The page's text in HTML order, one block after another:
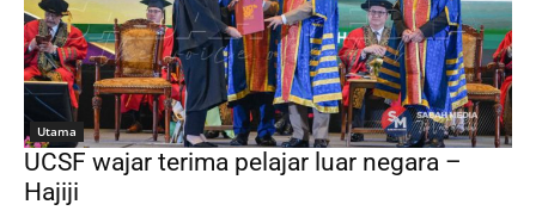
Utama
UCSF wajar terima pelajar luar negara –
Hajiji